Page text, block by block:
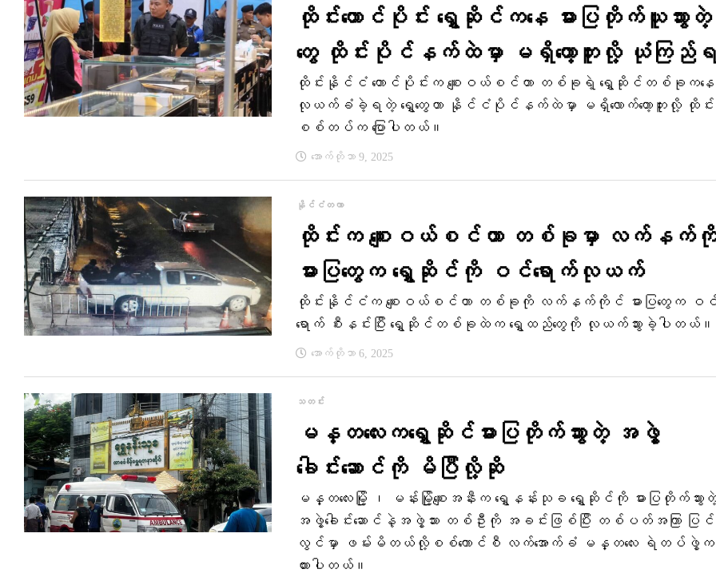
ထိုင်းတောင်ပိုင်း ရွှေဆိုင်ကနေ ဓားပြတိုက်ယူသွားတဲ့
တွေ ထိုင်းပိုင်နက်ထဲမှာ မရှိတော့ဘူးလို့ ယုံကြည်
ထိုင်းနိုင်ငံ တောင်ပိုင်းက စျေးဝယ်စင်တာ တစ်ခုရဲ့ ရွှေဆိုင်တစ်ခုကနေ
လုယက်ခံခဲ့ရတဲ့ ရွှေတွေဟာ နိုင်ငံပိုင်နက်ထဲမှာ မရှိလောက်တော့ဘူးလို့ ထိုင်း
စစ်တပ်က ပြောပါတယ်။
အောက်တိုဘာ 9, 2025
နိုင်ငံတကာ
ထိုင်းက စျေးဝယ်စင်တာ တစ်ခုမှာ လက်နက်
ဓားပြတွေက ရွှေဆိုင်ကို ဝင်ရောက်လုယက်
ထိုင်းနိုင်ငံက စျေးဝယ်စင်တာ တစ်ခုကို လက်နက်ကိုင် ဓားပြတွေက ဝ
ရောက် စီးနင်းပြီး ရွှေဆိုင်တစ်ခုထဲက ရွှေထည်တွေကို လုယက်သွားခဲ့ပါတယ်။
အောက်တိုဘာ 6, 2025
သတင်း
မန္တလေးကရွှေဆိုင်ဓားပြတိုက်သွားတဲ့ အဖွဲ့
ခေါင်းဆောင်ကို မိပြီလို့ဆို
မန္တလေးမြို့ ၊ မန်းမြို့စျေးအနီးက ရွှေနန်းသုခ ရွှေဆိုင်ကို ဓားပြတိုက်သွား
အဖွဲ့ခေါင်းဆောင်နဲ့အဖွဲ့သား တစ်ဦးကို အခင်းဖြစ်ပြီး တစ်ပတ်အကြာ ပြင်
လွင်မှာ ဖမ်းမိတယ်လို့စစ်ကောင်စီ လက်အောက်ခံ မန္တလေး ရဲတပ်ဖွဲ့
ထားပါတယ်။